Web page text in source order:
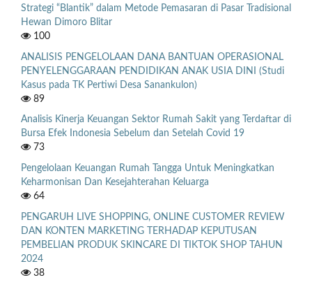
Strategi “Blantik” dalam Metode Pemasaran di Pasar Tradisional
Hewan Dimoro Blitar
100
ANALISIS PENGELOLAAN DANA BANTUAN OPERASIONAL
PENYELENGGARAAN PENDIDIKAN ANAK USIA DINI (Studi
Kasus pada TK Pertiwi Desa Sanankulon)
89
Analisis Kinerja Keuangan Sektor Rumah Sakit yang Terdaftar di
Bursa Efek Indonesia Sebelum dan Setelah Covid 19
73
Pengelolaan Keuangan Rumah Tangga Untuk Meningkatkan
Keharmonisan Dan Kesejahterahan Keluarga
64
PENGARUH LIVE SHOPPING, ONLINE CUSTOMER REVIEW
DAN KONTEN MARKETING TERHADAP KEPUTUSAN
PEMBELIAN PRODUK SKINCARE DI TIKTOK SHOP TAHUN
2024
38